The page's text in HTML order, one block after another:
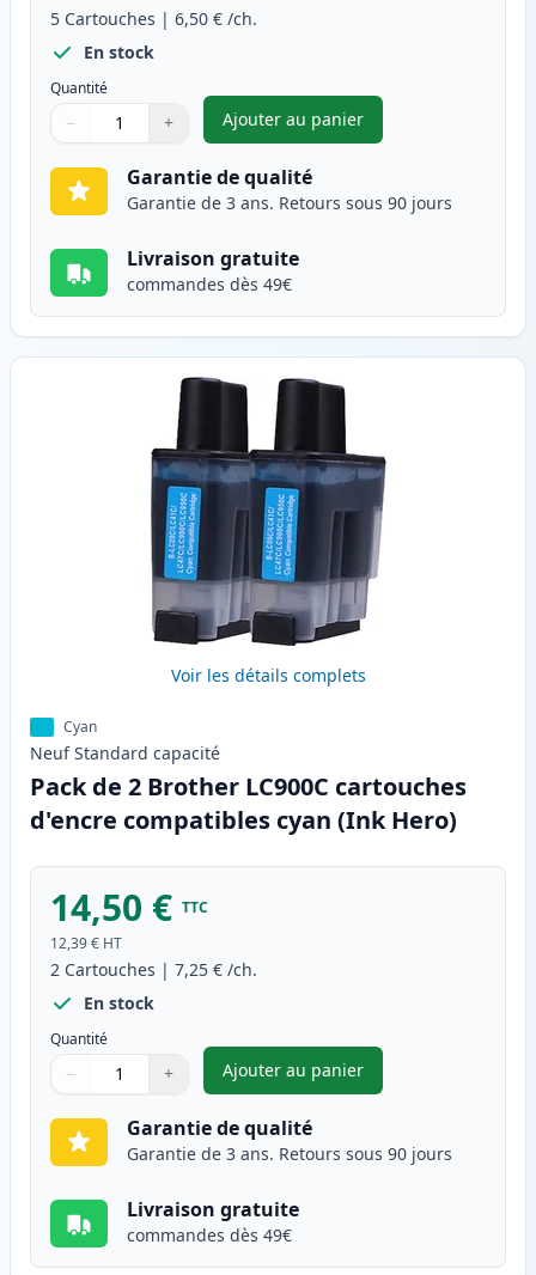
5 Cartouches | 6,50 € /ch.
En stock
Quantité
Quantité
Utilisez les boutons pour ajuster
− +
Quantité
Ajouter au panier
,Pack de 5 Brother LC900
Garantie de qualité
Garantie de 3 ans. Retours sous 90 jours
Livraison gratuite
commandes dès 49€
Voir les détails complets
Cyan
Neuf Standard capacité
Pack de 2 Brother LC900C cartouches
d'encre compatibles cyan (Ink Hero)
14,50 € TTC
12,39 € HT
2 Cartouches | 7,25 € /ch.
En stock
Quantité
Quantité
Utilisez les boutons pour ajuster
− +
Quantité
Ajouter au panier
,Pack de 2 Brother LC900C
Garantie de qualité
Garantie de 3 ans. Retours sous 90 jours
Livraison gratuite
commandes dès 49€